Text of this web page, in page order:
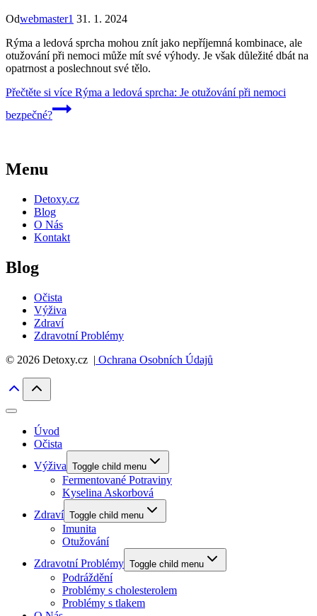
Odwebmaster1 31. 1. 2024
Rýma a ledová sprcha mohou znít jako nepříjemná kombinace, ale
otužování při nemoci může mít své výhody. Je však důležité dbát na
opatrnost a poslechnout své tělo.
Přečtěte si více Rýma a ledová sprcha: Je otužování při nemoci
bezpečné?
Menu
Detoxy.cz
Blog
O Nás
Kontakt
Blog
Očista
Výživa
Zdraví
Zdravotní Problémy
© 2026 Detoxy.cz | Ochrana Osobních Údajů
Úvod
Očista
Výživa Toggle child menu
Fermentované Potraviny
Kyselina Askorbová
Zdraví Toggle child menu
Imunita
Otužování
Zdravotní Problémy Toggle child menu
Podráždění
Problémy s cholesterolem
Problémy s tlakem